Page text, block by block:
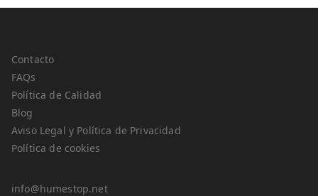
Contacto
FAQs
Política de Calidad
Blog
Aviso Legal y Política de Privacidad
Política de cookies
info@humestop.net